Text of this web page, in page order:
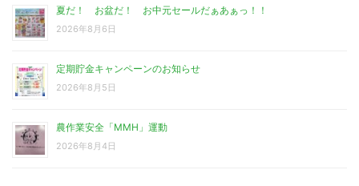
夏だ！ お盆だ！ お中元セールだぁあぁっ！！
2026年8月6日
定期貯金キャンペーンのお知らせ
2026年8月5日
農作業安全「MMH」運動
2026年8月4日